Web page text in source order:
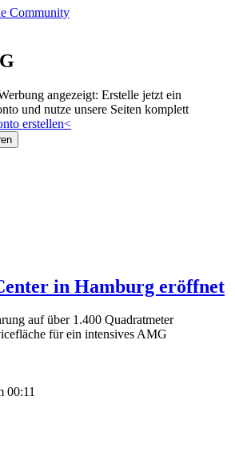
Community
angezeigt: Erstelle jetzt ein
und nutze unsere Seiten komplett
erstellen<
in Hamburg eröffnet
auf über 1.400 Quadratmeter
für ein intensives AMG
00:11